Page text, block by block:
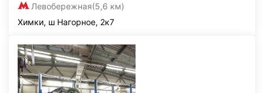
Левобережная(5,6 км)
Химки, ш Нагорное, 2к7